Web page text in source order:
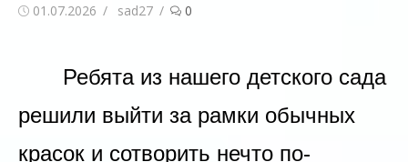
Опубликовано
01.07.2026 Автор
sad27 0
Ребята из нашего детского сада
решили выйти за рамки обычных
красок и сотворить нечто по-